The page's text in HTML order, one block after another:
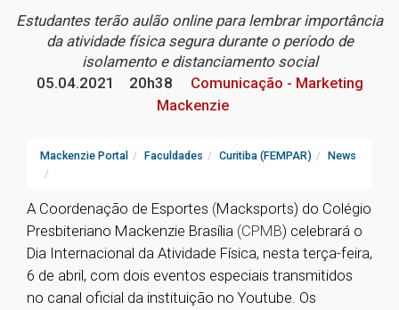
Estudantes terão aulão online para lembrar importância
da atividade física segura durante o período de
isolamento e distanciamento social
05.04.2021
20h38
Comunicação - Marketing
Mackenzie
Mackenzie Portal Faculdades Curitiba (FEMPAR) News
A Coordenação de Esportes (Macksports) do Colégio
Presbiteriano Mackenzie Brasília (CPMB) celebrará o
Dia Internacional da Atividade Física, nesta terça-feira,
6 de abril, com dois eventos especiais transmitidos
no canal oficial da instituição no Youtube. Os